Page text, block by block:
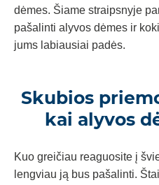
dėmes. Šiame straipsnyje
pašalinti alyvos dėmes ir
jums labiausiai padės.
Skubios
kai alyvos
Kuo greičiau reaguosite į
lengviau ją bus pašalinti.